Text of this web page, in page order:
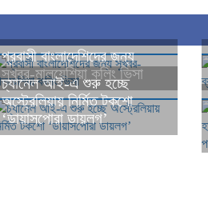
প্রবাসী বাংলাদেশিদের জন্য
সুখবর-মালয়েশিয়া কলিং ভিসা
চ্যানেল আই-এ শুরু হচ্ছে
অস্ট্রেলিয়ায় নির্মিত টকশো
‘ডায়াসপোরা ডায়লগ’